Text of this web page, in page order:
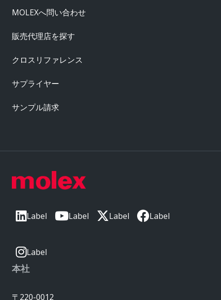
Label Label Label Label
Label
本社
〒220-0012
MOLEXへ問い合わせ
販売代理店を探す
クロスリファレンス
サプライヤー
サンプル請求